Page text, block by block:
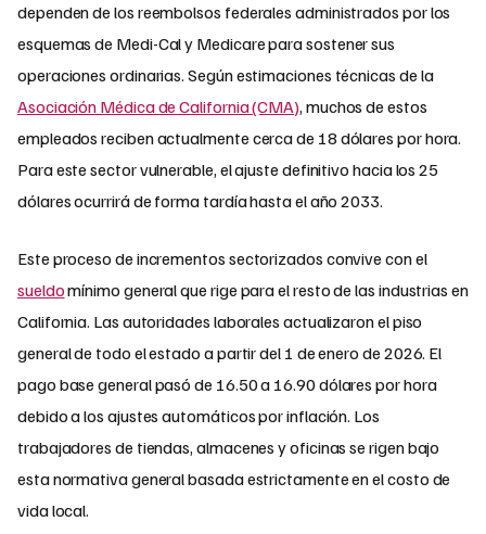
dependen de los reembolsos federales administrados por los
esquemas de Medi-Cal y Medicare para sostener sus
operaciones ordinarias. Según estimaciones técnicas de la
Asociación Médica de California (CMA), muchos de estos
empleados reciben actualmente cerca de 18 dólares por hora.
Para este sector vulnerable, el ajuste definitivo hacia los 25
dólares ocurrirá de forma tardía hasta el año 2033.
Este proceso de incrementos sectorizados convive con el
sueldomínimo general que rige para el resto de las industrias en
California. Las autoridades laborales actualizaron el piso
general de todo el estado a partir del 1 de enero de 2026. El
pago base general pasó de 16.50 a 16.90 dólares por hora
debido a los ajustes automáticos por inflación. Los
trabajadores de tiendas, almacenes y oficinas se rigen bajo
esta normativa general basada estrictamente en el costo de
vida local.